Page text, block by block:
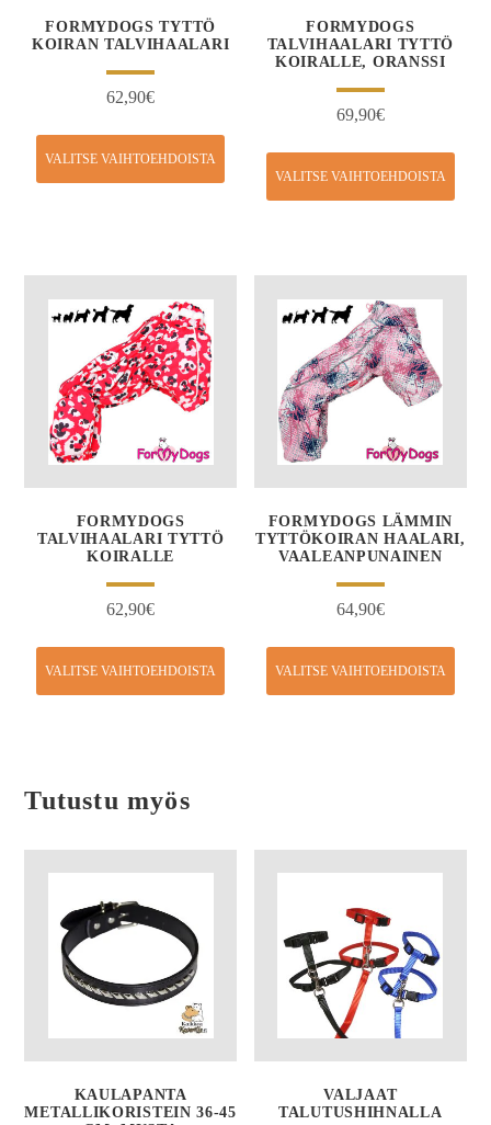
FORMYDOGS TYTTÖ
KOIRAN TALVIHAALARI
62,90€
VALITSE VAIHTOEHDOISTA
FORMYDOGS
TALVIHAALARI TYTTÖ
KOIRALLE, ORANSSI
69,90€
VALITSE VAIHTOEHDOISTA
FORMYDOGS
TALVIHAALARI TYTTÖ
KOIRALLE
62,90€
VALITSE VAIHTOEHDOISTA
FORMYDOGS LÄMMIN
TYTTÖKOIRAN HAALARI,
VAALEANPUNAINEN
64,90€
VALITSE VAIHTOEHDOISTA
Tutustu myös
KAULAPANTA
METALLIKORISTEIN 36-45
VALJAAT
TALUTUSHIHNALLA